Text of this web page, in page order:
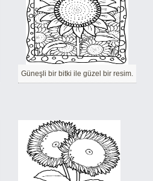
Güneşli bir bitki ile güzel bir resim.